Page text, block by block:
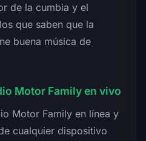
de la cumbia y el
que saben que la
buena música de
Motor Family en vivo
Motor Family en línea y
cualquier dispositivo